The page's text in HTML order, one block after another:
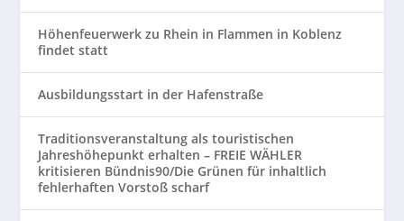
Höhenfeuerwerk zu Rhein in Flammen in Koblenz
findet statt
Ausbildungsstart in der Hafenstraße
Traditionsveranstaltung als touristischen
Jahreshöhepunkt erhalten – FREIE WÄHLER
kritisieren Bündnis90/Die Grünen für inhaltlich
fehlerhaften Vorstoß scharf